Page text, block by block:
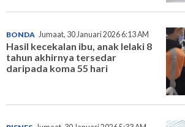
BONDA Jumaat, 30 Januari 2026 6:13 AM
Hasil kecekalan ibu, anak lelaki 8
tahun akhirnya tersedar
daripada koma 55 hari